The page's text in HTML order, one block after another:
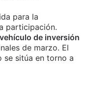
para la
participación.
de inversión
de marzo. El
sitúa en torno a